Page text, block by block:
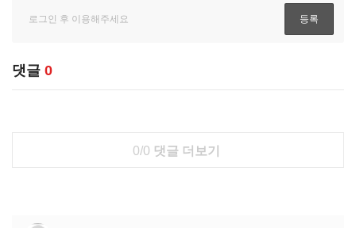
댓글 0
0/0 댓글 더보기